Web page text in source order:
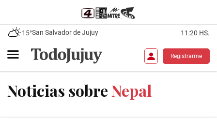
15°San Salvador de Jujuy 11:20 HS.
Registrarme
Noticias sobreNepal